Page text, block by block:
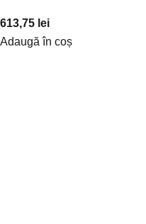
613,75 lei
Adaugă în coș